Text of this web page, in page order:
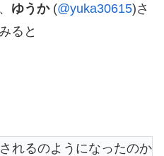
ゆうか(@yuka30615)さ
ると
れるのようになったのか